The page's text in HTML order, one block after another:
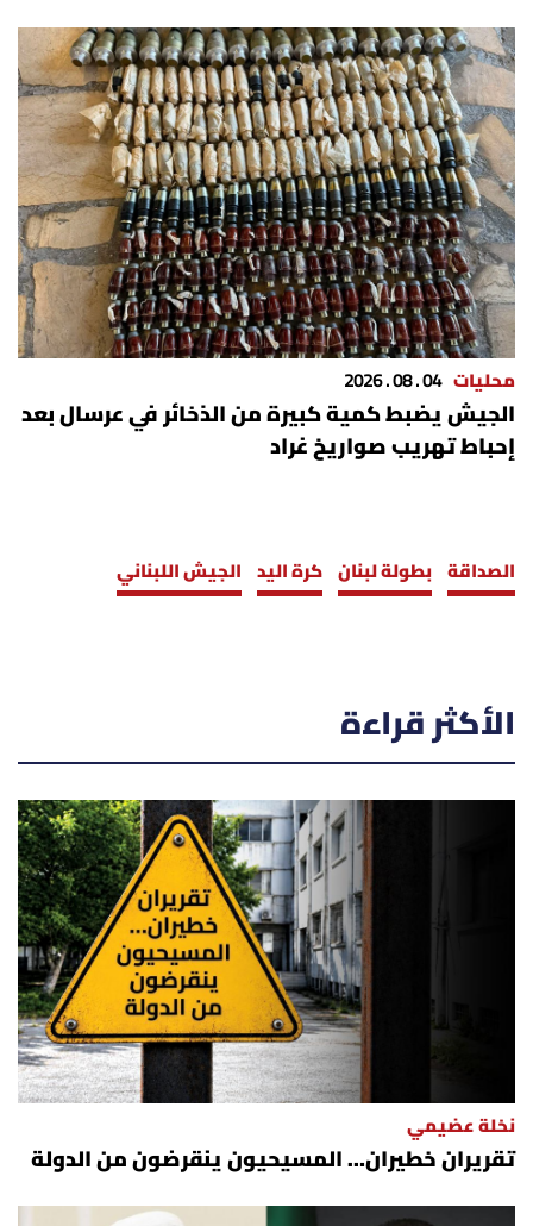
محليات 04 . 08 . 2026
الجيش يضبط كمية كبيرة من الذخائر في عرسال بعد
إحباط تهريب صواريخ غراد
الصداقة بطولة لبنان كرة اليد الجيش اللبناني
الأكثر قراءة
نخلة عضيمي
تقريران خطيران… المسيحيون ينقرضون من الدولة